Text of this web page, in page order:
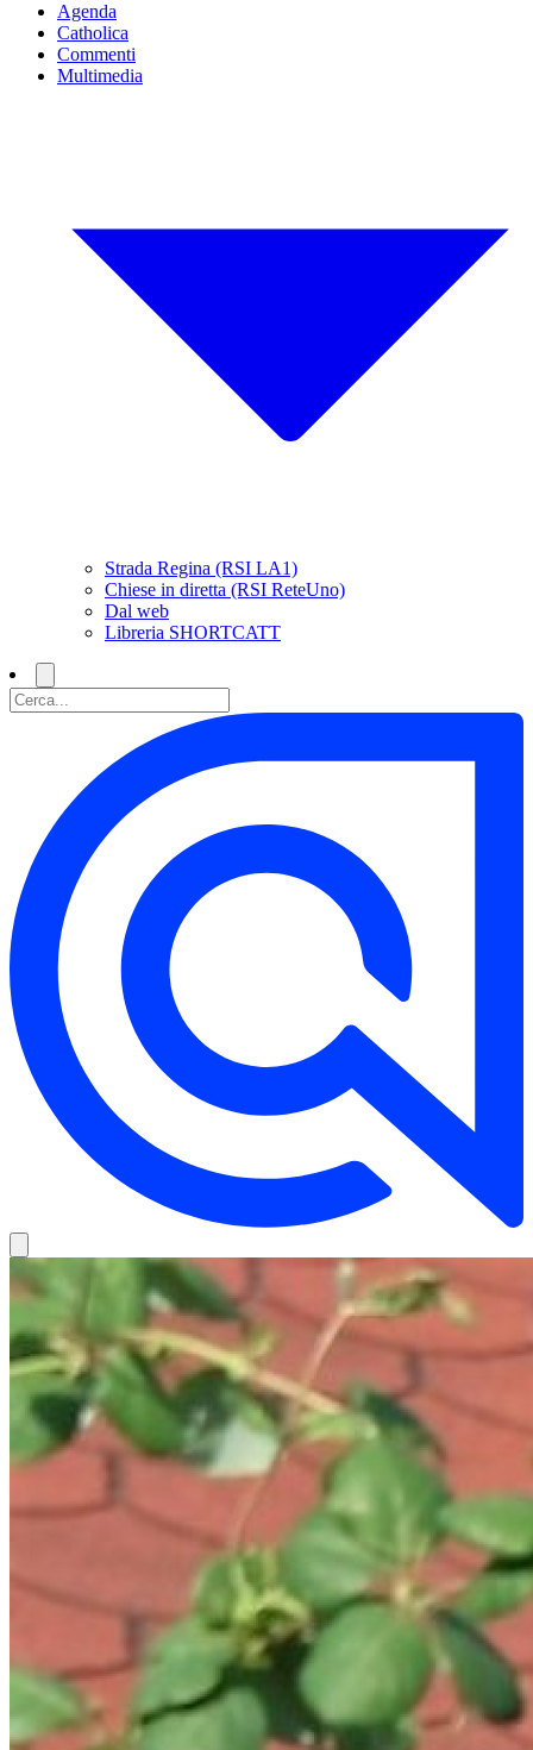
Agenda
Catholica
Commenti
Multimedia
Strada Regina (RSI LA1)
Chiese in diretta (RSI ReteUno)
Dal web
Libreria SHORTCATT